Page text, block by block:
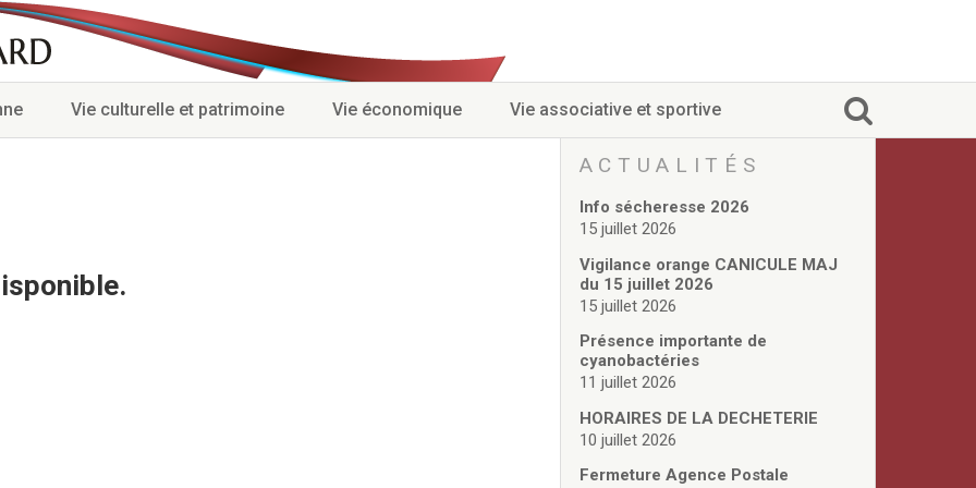
Vie culturelle et patrimoine Vie économique Vie associative et sportive
ACTUALITÉS
Info sécheresse 2026
15 juillet 2026
Vigilance orange CANICULE MAJ
du 15 juillet 2026
15 juillet 2026
Présence importante de
cyanobactéries
11 juillet 2026
HORAIRES DE LA DECHETERIE
10 juillet 2026
Fermeture Agence Postale